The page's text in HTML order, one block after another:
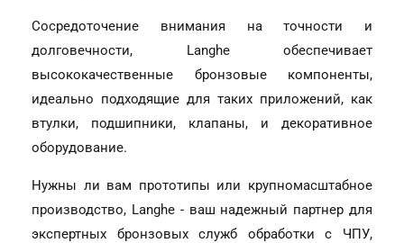
Сосредоточение внимания на точности и
долговечности, Langhe обеспечивает
высококачественные бронзовые компоненты,
идеально подходящие для таких приложений, как
втулки, подшипники, клапаны, и декоративное
оборудование.
Нужны ли вам прототипы или крупномасштабное
производство, Langhe - ваш надежный партнер для
экспертных бронзовых служб обработки с ЧПУ,